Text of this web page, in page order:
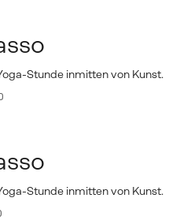
Stunde inmitten von Kunst.
Stunde inmitten von Kunst.